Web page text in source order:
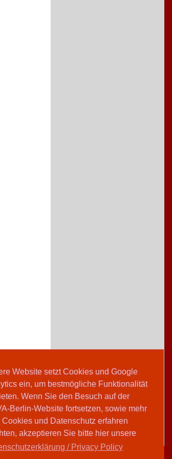
Website setzt Cookies und Google
ein, um bestmögliche Funktionalität
Wenn Sie den Besuch auf der
Berlin-Website fortsetzen, sowie mehr
Cookies und Datenschutz erfahren
akzeptieren Sie bitte hier unsere
/ Privacy Policy